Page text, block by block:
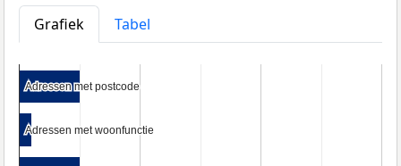
Grafiek
Tabel
Adressen met postcode
Adressen met postcode
Adressen met woonfunctie
Adressen met woonfunctie